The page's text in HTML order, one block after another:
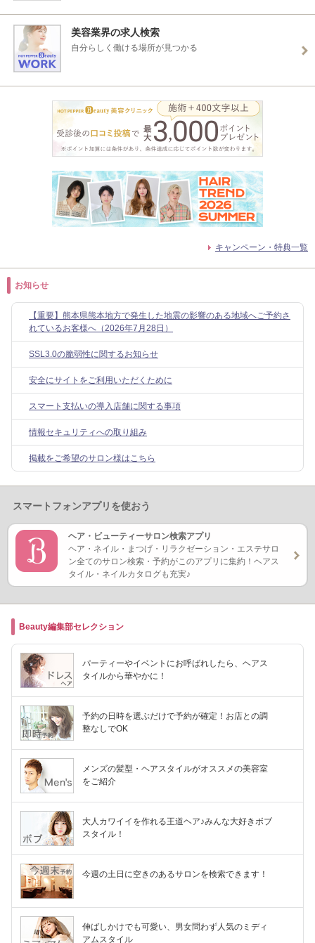
美容業界の求人検索
自分らしく働ける場所が見つかる
キャンペーン・特典一覧
お知らせ
【重要】熊本県熊本地方で発生した地震の影響のある地域へご予約さ
れているお客様へ（2026年7月28日）
SSL3.0の脆弱性に関するお知らせ
安全にサイトをご利用いただくために
スマート支払いの導入店舗に関する事項
情報セキュリティへの取り組み
掲載をご希望のサロン様はこちら
スマートフォンアプリを使おう
ヘア・ビューティーサロン検索アプリ
ヘア・ネイル・まつげ・リラクゼーション・エステサロ
ン全てのサロン検索・予約がこのアプリに集約！ヘアス
タイル・ネイルカタログも充実♪
Beauty編集部セレクション
パーティーやイベントにお呼ばれしたら、ヘアス
タイルから華やかに！
予約の日時を選ぶだけで予約が確定！お店との調
整なしでOK
メンズの髪型・ヘアスタイルがオススメの美容室
をご紹介
大人カワイイを作れる王道ヘア♪みんな大好きボブ
スタイル！
今週の土日に空きのあるサロンを検索できます！
伸ばしかけでも可愛い、男女問わず人気のミディ
アムスタイル